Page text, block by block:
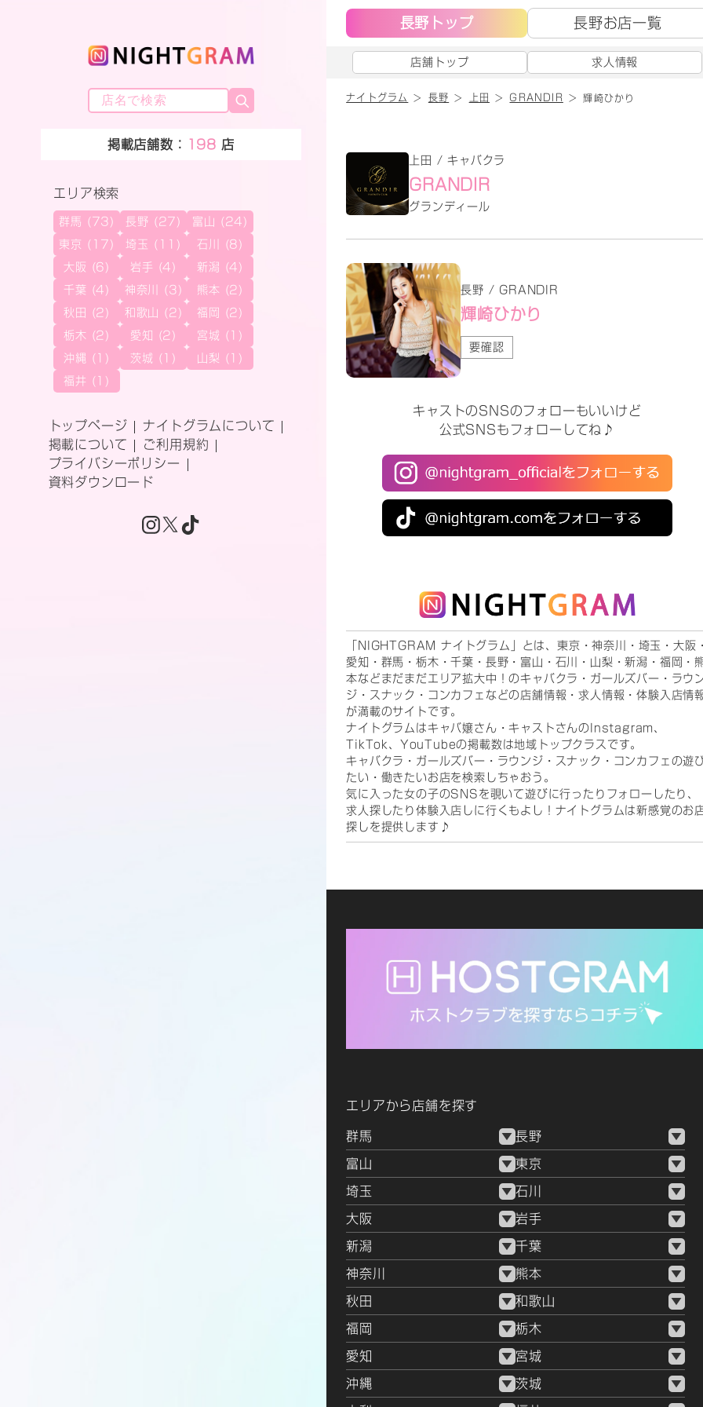
掲載店舗数： 198 店
エリア検索
群馬 (73) 長野 (27) 富山 (24)
東京 (17) 埼玉 (11) 石川 (8)
大阪 (6) 岩手 (4) 新潟 (4)
千葉 (4) 神奈川 (3) 熊本 (2)
秋田 (2) 和歌山 (2) 福岡 (2)
栃木 (2) 愛知 (2) 宮城 (1)
沖縄 (1) 茨城 (1) 山梨 (1)
福井 (1)
トップページ
ナイトグラムについて
掲載について
ご利用規約
プライバシーポリシー
資料ダウンロード
長野トップ 長野お店一覧
店舗トップ 求人情報
ナイトグラム 長野 上田 GRANDIR 輝崎ひかり
上田 / キャバクラ
GRANDIR
グランディール
長野 / GRANDIR
輝崎ひかり
要確認
キャストのSNSのフォローもいいけど
公式SNSもフォローしてね♪
「NIGHTGRAM ナイトグラム」とは、東京・神奈川・埼玉・大阪
愛知・群馬・栃木・千葉・長野・富山・石川・山梨・新潟・福岡・
本などまだまだエリア拡大中！のキャバクラ・ガールズバー・ラウ
ジ・スナック・コンカフェなどの店舗情報・求人情報・体験入店情
が満載のサイトです。
ナイトグラムはキャバ嬢さん・キャストさんのInstagram、
TikTok、YouTubeの掲載数は地域トップクラスです。
キャバクラ・ガールズバー・ラウンジ・スナック・コンカフェの遊
たい・働きたいお店を検索しちゃおう。
気に入った女の子のSNSを覗いて遊びに行ったりフォローしたり、
求人探したり体験入店しに行くもよし！ナイトグラムは新感覚のお
探しを提供します♪
エリアから店舗を探す
群馬 長野
富山 東京
埼玉 石川
大阪 岩手
新潟 千葉
神奈川 熊本
秋田 和歌山
福岡 栃木
愛知 宮城
沖縄 茨城